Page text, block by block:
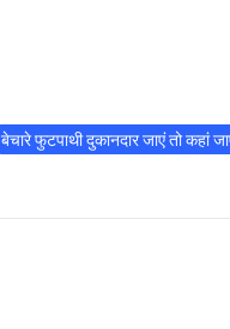
बेचारे फुटपाथी दुकानदार जाएं तो कहां